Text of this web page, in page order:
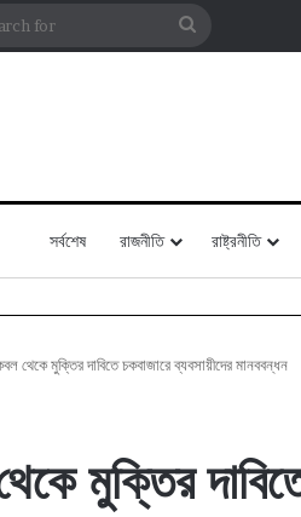
সর্বশেষ রাজনীতি রাষ্ট্রনীতি
থেকে মুক্তির দাবিতে চকবাজারে ব্যবসায়ীদের মানববন্ধন
মুক্তির